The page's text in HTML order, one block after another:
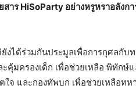
าร HiSoParty อย่างหรูหราอลัง
งได้ร่วมกันประมูลเพื่อการกุศลกับท
มครองเด็ก เพื่อช่วยเหลือ พิทักษ์
ตใจ และกองทัพบก เพื่อช่วยเหลือ